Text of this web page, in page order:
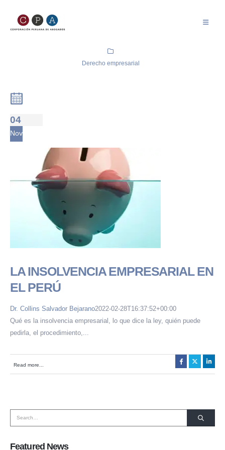
04
Nov
Derecho empresarial
LA INSOLVENCIA EMPRESARIAL EN
EL PERÚ
Dr. Collins Salvador Bejarano2022-02-28T16:37:52+00:00
Qué es la insolvencia empresarial, lo que dice la ley, quién puede
pedirla, el procedimiento,...
Read more...
Featured News
HORARIO DE ATENCIÓN:
SOMOS MIEMBROS DE: